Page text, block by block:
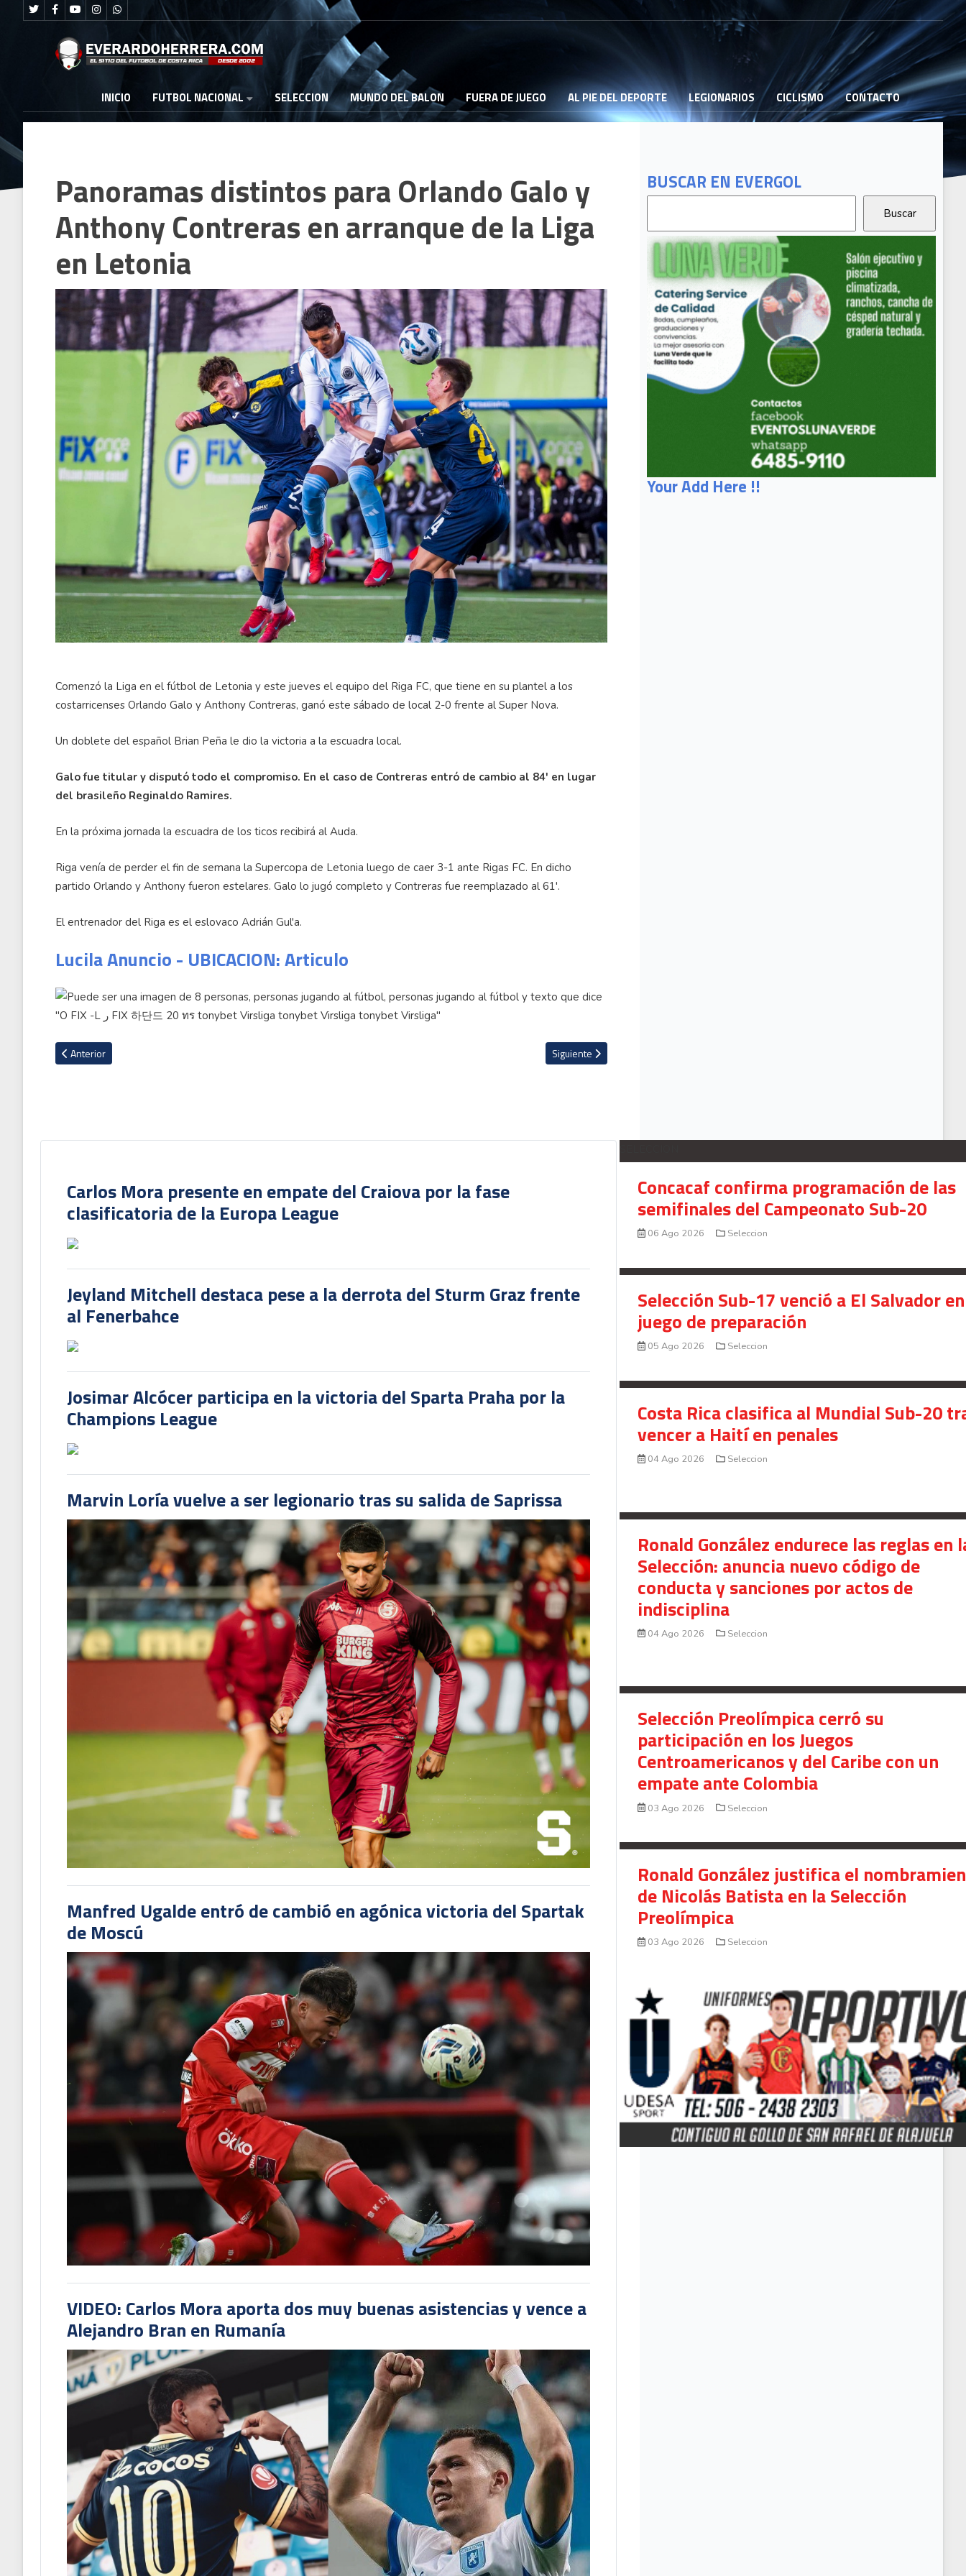
INICIO FUTBOL NACIONAL SELECCION MUNDO DEL BALON FUERA DE JUEGO AL PIE DEL DEPORTE LEGIONARIOS CICLISMO CONTACTO
BUSCAR EN EVERGOL
Your Add Here !!
Panoramas distintos para Orlando Galo y
Anthony Contreras en arranque de la Liga
en Letonia
Comenzó la Liga en el fútbol de Letonia y este jueves el equipo del Riga FC, que tiene en su plantel a los
costarricenses Orlando Galo y Anthony Contreras, ganó este sábado de local 2-0 frente al Super Nova.
Un doblete del español Brian Peña le dio la victoria a la escuadra local.
Galo fue titular y disputó todo el compromiso. En el caso de Contreras entró de cambio al 84' en lugar
del brasileño Reginaldo Ramires.
En la próxima jornada la escuadra de los ticos recibirá al Auda.
Riga venía de perder el fin de semana la Supercopa de Letonia luego de caer 3-1 ante Rigas FC. En dicho
partido Orlando y Anthony fueron estelares. Galo lo jugó completo y Contreras fue reemplazado al 61'.
El entrenador del Riga es el eslovaco Adrián Gul'a.
Lucila Anuncio - UBICACION: Articulo
Artículo anterior: Se repite situación con Fernán Faerron en Ucrania
Anterior Artículo siguiente: Jeyland Mitchell vivió una pesadilla en su primera titularidad con el Feyenoord
Siguiente
Carlos Mora presente en empate del Craiova por la fase
clasificatoria de la Europa League
Jeyland Mitchell destaca pese a la derrota del Sturm Graz frente
al Fenerbahce
Josimar Alcócer participa en la victoria del Sparta Praha por la
Champions League
Marvin Loría vuelve a ser legionario tras su salida de Saprissa
Manfred Ugalde entró de cambió en agónica victoria del Spartak
de Moscú
VIDEO: Carlos Mora aporta dos muy buenas asistencias y vence a
Alejandro Bran en Rumanía
Concacaf confirma programación de las
semifinales del Campeonato Sub-20
06 Ago 2026 Seleccion
Selección Sub-17 venció a El Salvador en
juego de preparación
05 Ago 2026 Seleccion
Costa Rica clasifica al Mundial Sub-20
vencer a Haití en penales
04 Ago 2026 Seleccion
Ronald González endurece las reglas en
Selección: anuncia nuevo código de
conducta y sanciones por actos de
indisciplina
04 Ago 2026 Seleccion
Selección Preolímpica cerró su
participación en los Juegos
Centroamericanos y del Caribe con un
empate ante Colombia
03 Ago 2026 Seleccion
Ronald González justifica el
de Nicolás Batista en la Selección
Preolímpica
03 Ago 2026 Seleccion